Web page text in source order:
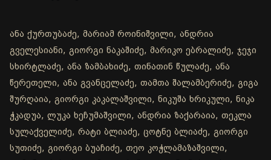
ანა ქურთუბაძე, მარიამ როინიშვილი, ანდრია
გველესიანი, გიორგი ნაკაშიძე, მარიკო ებრალიძე, ჯეჯი
სხირტლაძე, ანა ზამბახიძე, თინათინ წულაძე, ანა
წერეთელი, ანა გვანცელაძე, თამთა შალამბერიძე, გიგა
შურღაია, გიორგი კაკალაშვილი, ნიკუშა ხრიკული, ნიკა
ჭკადუა, ლუკა ხეჩუმაშვილი, ანდრია ზაქარაია, თეკლა
სულაქველიძე, რატი ბლიაძე, ცოტნე ბლიაძე, გიორგი
სუთიძე, გიორგი ბუაჩიძე, თეო კოჭლამაზაშვილი,